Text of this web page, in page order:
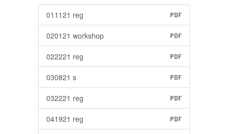
011121 reg PDF
020121 workshop PDF
022221 reg PDF
030821 s PDF
032221 reg PDF
041921 reg PDF